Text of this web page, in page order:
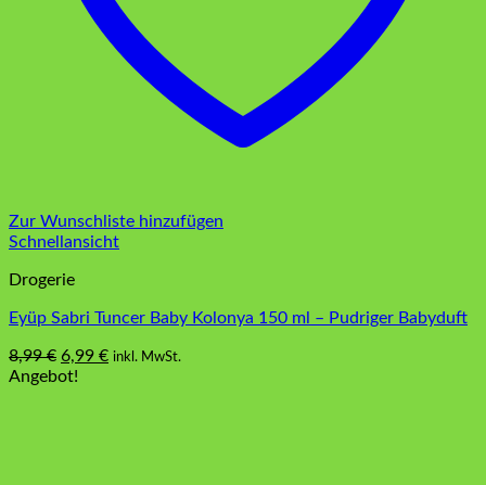
Zur Wunschliste hinzufügen
Schnellansicht
Drogerie
Eyüp Sabri Tuncer Baby Kolonya 150 ml – Pudriger Babyduft
8,99€ Ursprünglicher
Preis
6,99 €Aktueller
inkl. MwSt.
Dieses
Angebot!